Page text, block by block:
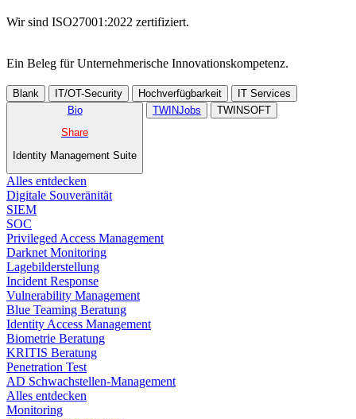
Wir sind ISO27001:2022 zertifiziert.
Ein Beleg für Unternehmer­ische Innovations­kompetenz.
Blank IT/OT-Security Hochverfügbarkeit
IT Services
Bio
Share
Identity Management Suite
TWINJobs TWINSOFT
Alles entdecken
Digitale Souveränität
SIEM​
SOC
Privileged Access Management
Darknet Monitoring
Lagebilderstellung
Incident Response​
Vulnerability Management
Blue Teaming Beratung​
Identity Access Management
Biometrie Beratung​
KRITIS Beratung​
Penetration Test
AD Schwachstellen-Management
Alles entdecken
Monitoring